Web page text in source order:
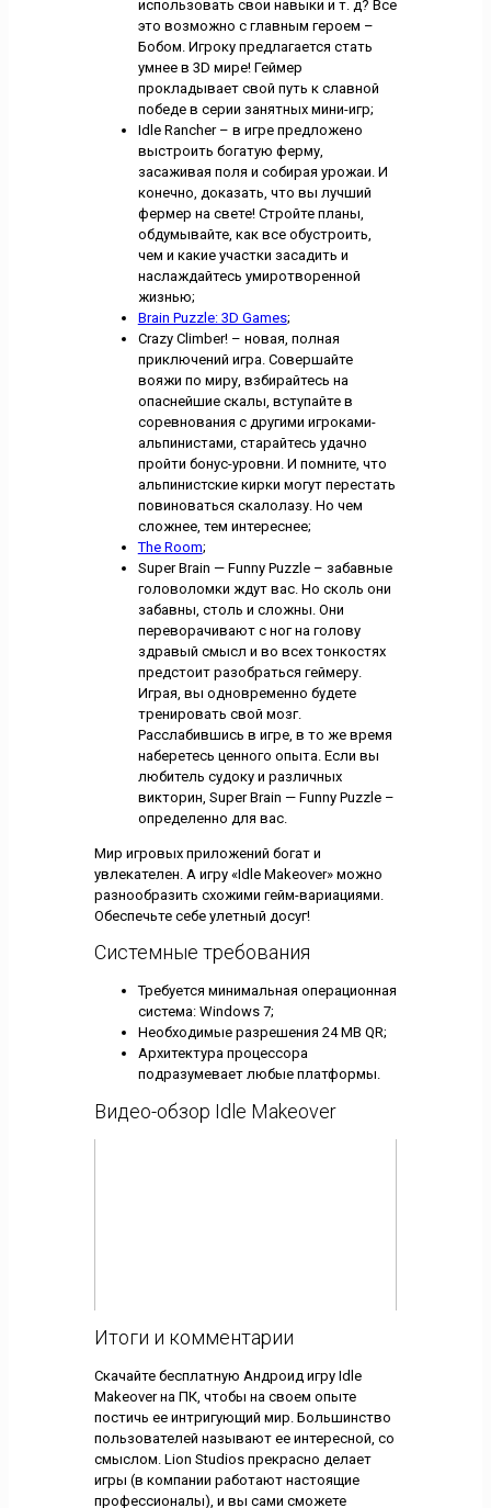
использовать свои навыки и т. д? Все
это возможно с главным героем –
Бобом. Игроку предлагается стать
умнее в 3D мире! Геймер
прокладывает свой путь к славной
победе в серии занятных мини-игр;
Idle Rancher – в игре предложено
выстроить богатую ферму,
засаживая поля и собирая урожаи. И
конечно, доказать, что вы лучший
фермер на свете! Стройте планы,
обдумывайте, как все обустроить,
чем и какие участки засадить и
наслаждайтесь умиротворенной
жизнью;
Brain Puzzle: 3D Games;
Crazy Climber! – новая, полная
приключений игра. Совершайте
вояжи по миру, взбирайтесь на
опаснейшие скалы, вступайте в
соревнования с другими игроками-
альпинистами, старайтесь удачно
пройти бонус-уровни. И помните, что
альпинистские кирки могут перестать
повиноваться скалолазу. Но чем
сложнее, тем интереснее;
The Room;
Super Brain — Funny Puzzle – забавные
головоломки ждут вас. Но сколь они
забавны, столь и сложны. Они
переворачивают с ног на голову
здравый смысл и во всех тонкостях
предстоит разобраться геймеру.
Играя, вы одновременно будете
тренировать свой мозг.
Расслабившись в игре, в то же время
наберетесь ценного опыта. Если вы
любитель судоку и различных
викторин, Super Brain — Funny Puzzle –
определенно для вас.
Мир игровых приложений богат и
увлекателен. А игру «Idle Makeover» можно
разнообразить схожими гейм-вариациями.
Обеспечьте себе улетный досуг!
Системные требования
Требуется минимальная операционная
система: Windows 7;
Необходимые разрешения 24 MB QR;
Архитектура процессора
подразумевает любые платформы.
Видео-обзор Idle Makeover
Итоги и комментарии
Скачайте бесплатную Андроид игру Idle
Makeover на ПК, чтобы на своем опыте
постичь ее интригующий мир. Большинство
пользователей называют ее интересной, со
смыслом. Lion Studios прекрасно делает
игры (в компании работают настоящие
профессионалы), и вы сами сможете